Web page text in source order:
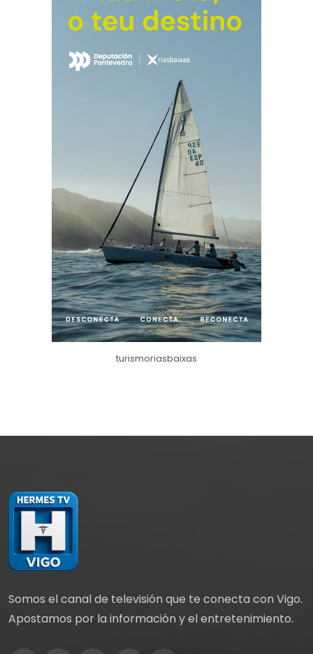
turismoriasbaixas
Somos el canal de televisión que te conecta con Vigo.
Apostamos por la información y el entretenimiento.